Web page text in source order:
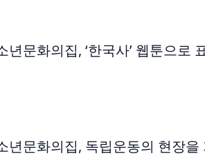
년문화의집, ‘한국사’ 웹툰으로
년문화의집, 독립운동의 현장을